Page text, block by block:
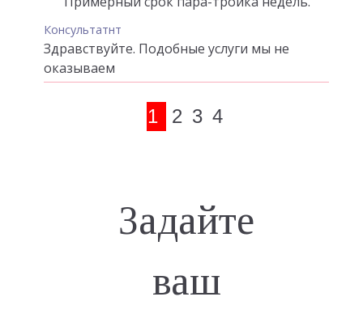
Консультатнт
Здравствуйте. Подобные услуги мы не
оказываем
1 2 3 4
Задайте
ваш